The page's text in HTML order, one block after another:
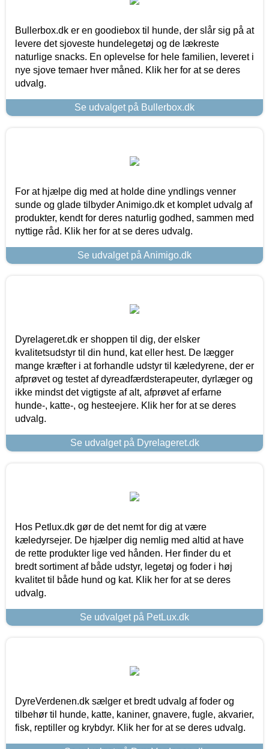
Bullerbox.dk er en goodiebox til hunde, der slår sig på at
levere det sjoveste hundelegetøj og de lækreste
naturlige snacks. En oplevelse for hele familien, leveret i
nye sjove temaer hver måned. Klik her for at se deres
udvalg.
Se udvalget på Bullerbox.dk
For at hjælpe dig med at holde dine yndlings venner
sunde og glade tilbyder Animigo.dk et komplet udvalg af
produkter, kendt for deres naturlig godhed, sammen med
nyttige råd. Klik her for at se deres udvalg.
Se udvalget på Animigo.dk
Dyrelageret.dk er shoppen til dig, der elsker
kvalitetsudstyr til din hund, kat eller hest. De lægger
mange kræfter i at forhandle udstyr til kæledyrene, der er
afprøvet og testet af dyreadfærdsterapeuter, dyrlæger og
ikke mindst det vigtigste af alt, afprøvet af erfarne
hunde-, katte-, og hesteejere. Klik her for at se deres
udvalg.
Se udvalget på Dyrelageret.dk
Hos Petlux.dk gør de det nemt for dig at være
kæledyrsejer. De hjælper dig nemlig med altid at have
de rette produkter lige ved hånden. Her finder du et
bredt sortiment af både udstyr, legetøj og foder i høj
kvalitet til både hund og kat. Klik her for at se deres
udvalg.
Se udvalget på PetLux.dk
DyreVerdenen.dk sælger et bredt udvalg af foder og
tilbehør til hunde, katte, kaniner, gnavere, fugle, akvarier,
fisk, reptiller og krybdyr. Klik her for at se deres udvalg.